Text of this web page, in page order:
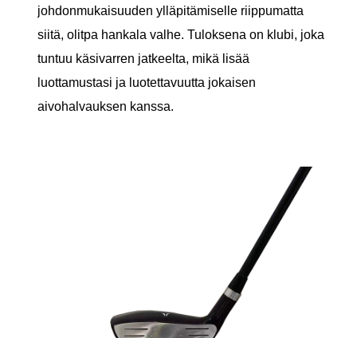
johdonmukaisuuden ylläpitämiselle riippumatta
siitä, olitpa hankala valhe. Tuloksena on klubi, joka
tuntuu käsivarren jatkeelta, mikä lisää
luottamustasi ja luotettavuutta jokaisen
aivohalvauksen kanssa.